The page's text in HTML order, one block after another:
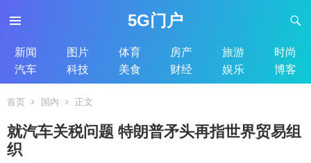
5G门户
新闻 图片 体育 房产 旅游
时尚
汽车
科技 美食 财经 娱乐 博客
首页 国内 正文
就汽车关税问题 特朗普矛头再指世界贸易组
织